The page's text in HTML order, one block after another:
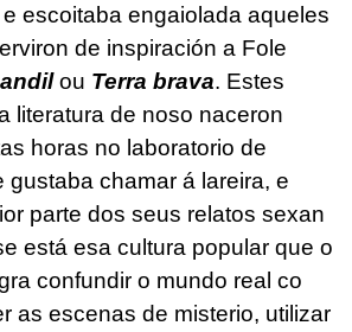
escoitaba engaiolada aqueles
de inspiración a Fole
ou Terra brava. Estes
literatura de noso naceron
horas no laboratorio de
gustaba chamar á lareira, e
parte dos seus relatos sexan
está esa cultura popular que o
confundir o mundo real co
as escenas de misterio, utilizar